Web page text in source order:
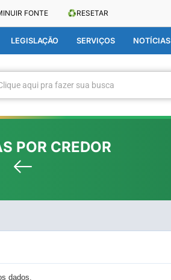
FONTE ♻️RESETAR
LEGISLAÇÃO SERVIÇOS NOTÍCIAS
aqui pra fazer sua busca
POR CREDOR